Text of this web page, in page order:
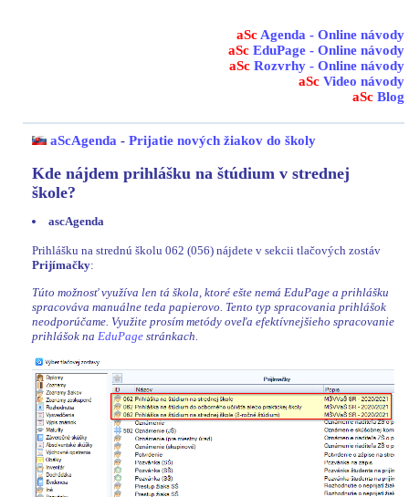
aSc Agenda - Online návody
aSc EduPage - Online návody
aSc Rozvrhy - Online návody
aSc Video návody
aSc Blog
aScAgenda - Prijatie nových žiakov do školy
Kde nájdem prihlášku na štúdium v strednej
škole?
ascAgenda
Prihlášku na strednú školu 062 (056) nájdete v sekcii tlačových zostáv
Prijímačky:
Túto možnosť využíva len tá škola, ktoré ešte nemá EduPage a prihlášku
spracováva manuálne teda papierovo. Tento typ spracovania prihlášok
neodporúčame. Využite prosím metódy oveľa efektívnejšieho spracovanie
prihlášok na EduPage stránkach.